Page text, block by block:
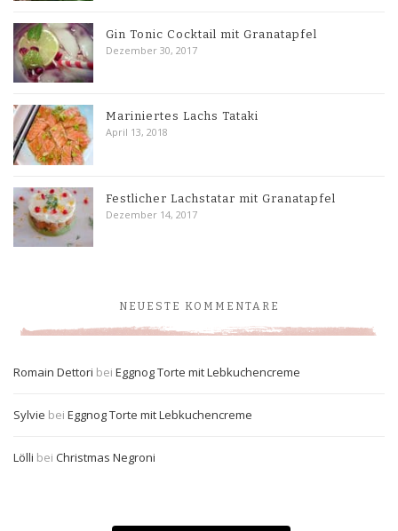
Gin Tonic Cocktail mit Granatapfel
Dezember 30, 2017
Mariniertes Lachs Tataki
April 13, 2018
Festlicher Lachstatar mit Granatapfel
Dezember 14, 2017
NEUESTE KOMMENTARE
Romain Dettori bei Eggnog Torte mit Lebkuchencreme
Sylvie bei Eggnog Torte mit Lebkuchencreme
Lölli bei Christmas Negroni